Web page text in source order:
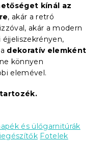
kínál az
, akár a retró
akár a modern
dekoratív elemként
könnyen
elemével.
és ülőgarnitúrák
Fotelek